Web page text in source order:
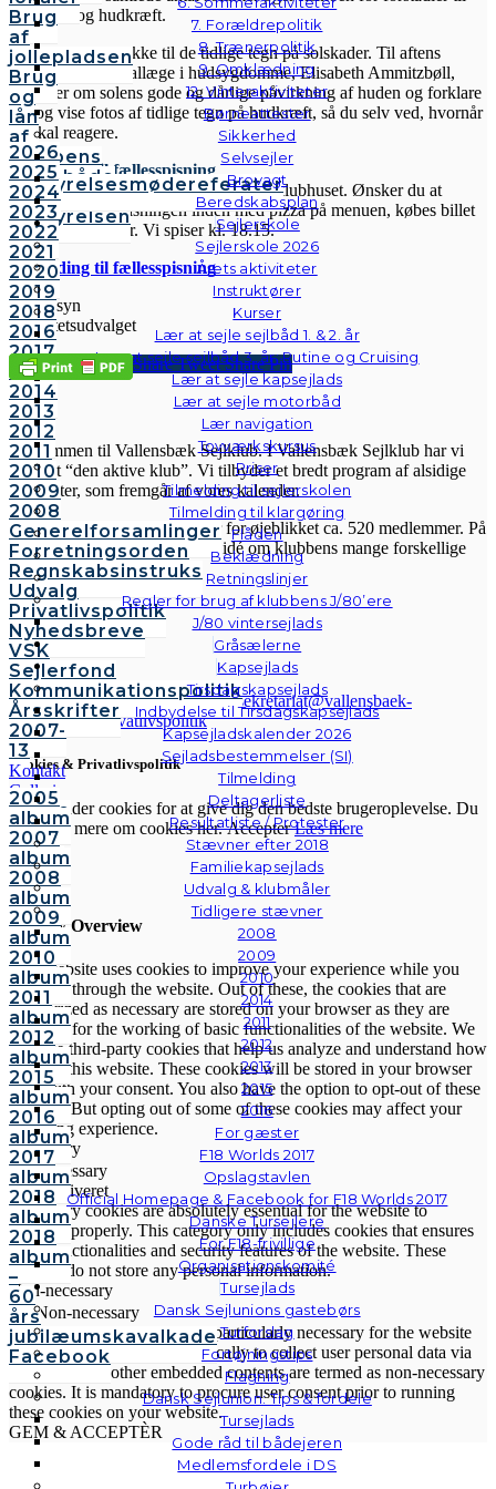
7. Forældrepolitik
8. Trænerpolitik
9. Omklædning
12. Vinteraktiviteter
Børneattester
Sikkerhed
Selvsejler
Brovagt
Beredskabsplan
Sejlerskole
Sejlerskole 2026
Årets aktiviteter
Instruktører
Kurser
Lær at sejle sejlbåd 1. & 2. år
Lær at sejle sejlbåd 3. år: Rutine og Cruising
Lær at sejle kapsejlads
Lær at sejle motorbåd
Lær navigation
Tovværkskursus
Priser
Tilmelding til sejlerskolen
Tilmelding til klargøring
Flåden
Beklædning
Retningslinjer
Regler for brug af klubbens J/80’ere
J/80 vintersejlads
Gråsælerne
Kapsejlads
Tirsdagskapsejlads
Indbydelse til Tirsdagskapsejlads
Kapsejladskalender 2026
Sejladsbestemmelser (SI)
Tilmelding
Deltagerliste
Resultatliste / Protester
Stævner efter 2018
Familiekapsejlads
Udvalg & klubmåler
Tidligere stævner
2008
2009
2010
2014
2011
2012
2013
2015
2016
For gæster
F18 Worlds 2017
Opslagstavlen
Official Homepage & Facebook for F18 Worlds 2017
Danske Tursejlere
For F18-frivillige
Organisationskomité
Tursejlads
Dansk Sejlunions gastebørs
Turforslag
Fortøjningstips
Flagning
Dansk Sejlunion: Tips & fordele
Tursejlads
Gode råd til bådejeren
Medlemsfordele i DS
Brug
af
jollepladsen
Brug
og
lån
af
klubbens
følgebåde
Vedtægter
Bestyrelsen
Bestyrelsesmødereferater
2026
2025
2024
2023
2022
2021
2020
2019
2018
2016
2017
2015
2014
2013
2012
2011
2010
2009
2008
Generelforsamlinger
Forretningsorden
Regnskabsinstruks
Udvalg
Privatlivspolitik
Nyhedsbreve
VSK
Sejlerfond
Kommunikationspolitik
Årsskrifter
2007-
13
Kontakt
Galleri
Andre
fotos
2005
album
2007
album
2008
album
2009
album
2010
album
2011
album
2012
album
2015
album
2016
album
2017
album
2018
album
2018
album
–
60
års
jubilæumskavalkade
Facebook
hudkræft og hudkræft.
De fleste kender ikke til de tidlige tegn på solskader. Til aftens
foredrag vil speciallæge i hudsygdomme, Elisabeth Ammitzbøll,
forklarer om solens gode og dårlige påvirkning af huden og forklare
om og vise fotos af tidlige tegn på hudkræft, så du selv ved, hvornår
du skal reagere.
Tilmelding til fællesspisning
Klubaftenen starter kl. 19 og foregår i klubhuset. Ønsker du at
deltage i fællesspisningen inden med pizza på menuen, købes billet
på linket nedenfor. Vi spiser kl. 18.15.
Tilmelding til fællesspisning
På gensyn
Aktivitetsudvalget
Share Tweet Share Pin
VSK
Velkommen til Vallensbæk Sejlklub. I Vallensbæk Sejlklub har vi
mottoet “den aktive klub”. Vi tilbyder et bredt program af alsidige
aktiviteter, som fremgår af vores kalender.
Sejlklubben er fra 1958 og har for øjeblikket ca. 520 medlemmer. På
hjemmesiden her kan du få en idé om klubbens mange forskellige
aktiviteter.
© Vallensbæk Sejlklub | E-mail:sekretariat@vallensbaek-
sejlklub.dk|Privatlivspolitik
Cookies & Privatlivspolitik
Vi anvender cookies for at give dig den bedste brugeroplevelse. Du
kan læse mere om cookies her.Accepter Læs mere
Luk
Privacy Overview
This website uses cookies to improve your experience while you
navigate through the website. Out of these, the cookies that are
categorized as necessary are stored on your browser as they are
essential for the working of basic functionalities of the website. We
also use third-party cookies that help us analyze and understand how
you use this website. These cookies will be stored in your browser
only with your consent. You also have the option to opt-out of these
cookies. But opting out of some of these cookies may affect your
browsing experience.
Necessary
Necessary
Altid aktiveret
Necessary cookies are absolutely essential for the website to
function properly. This category only includes cookies that ensures
basic functionalities and security features of the website. These
cookies do not store any personal information.
Non-necessary
Non-necessary
Any cookies that may not be particularly necessary for the website
to function and is used specifically to collect user personal data via
analytics, ads, other embedded contents are termed as non-necessary
cookies. It is mandatory to procure user consent prior to running
these cookies on your website.
GEM & ACCEPTÈR